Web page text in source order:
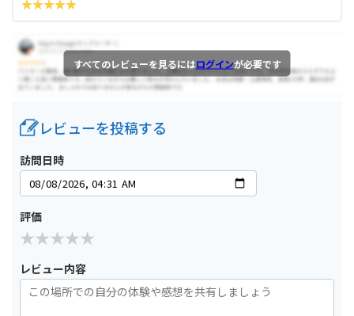
すべてのレビューを見るにはログインが必要です
レビューを投稿する
訪問日時
評価
レビュー内容